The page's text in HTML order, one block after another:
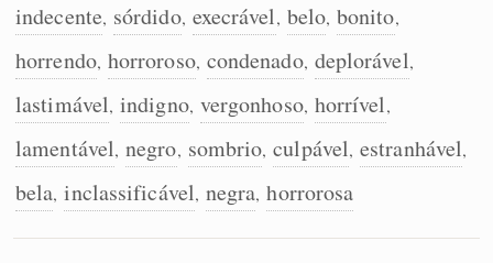
Caça-palavras
indecente, sórdido, execrável, belo, bonito,
horrendo, horroroso, condenado, deplorável,
lastimável, indigno, vergonhoso, horrível,
lamentável, negro, sombrio, culpável, estranhável,
bela, inclassificável, negra, horrorosa